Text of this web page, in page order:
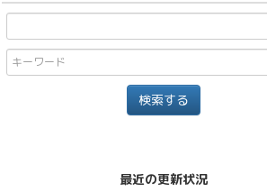
最近の更新状況